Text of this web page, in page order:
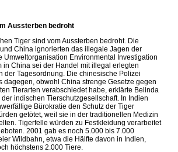
Aussterben bedroht
Tiger sind vom Aussterben bedroht. Die
China ignorierten das illegale Jagen der
Umweltorganisation Environmental Investigation
in China sei der Handel mit illegal erlegten
der Tagesordnung. Die chinesische Polizei
dagegen, obwohl China strenge Gesetze gegen
Tierarten verabschiedet habe, erklärte Belinda
indischen Tierschutzgesellschaft. In Indien
Bürokratie den Schutz der Tiger
getötet, weil sie in der traditionellen Medizin
Tigerfelle würden zu Festkleidung verarbeitet
2001 gab es noch 5.000 bis 7.000
Wildbahn, etwa die Hälfte davon in Indien,
höchstens 2.000 Tiere.